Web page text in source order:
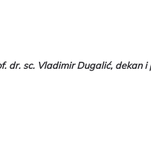
dr. sc. Vladimir Dugalić, dekan